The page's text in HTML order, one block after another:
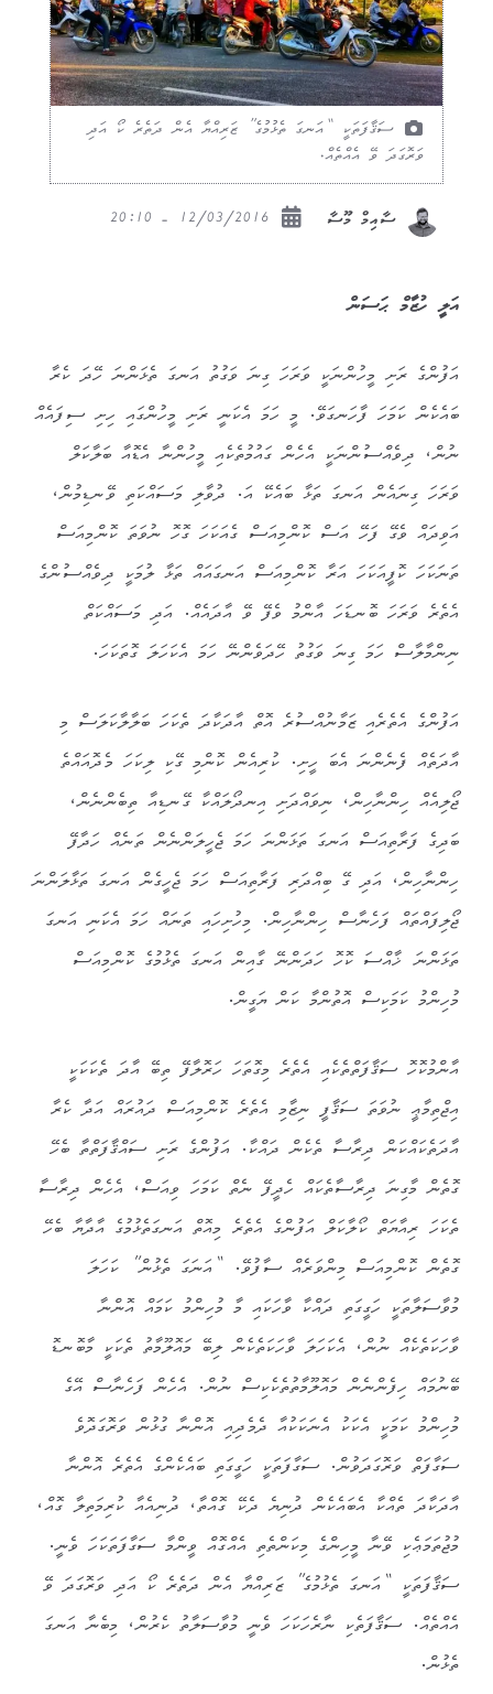
ސަޤާފަތަކީ “އަނގަ ތެޅުމުގެ” ޒަރިއްޔާ އެން ދަތެރެ ކޯ އަދި
ވަރޮގަދަ ވޭ އެއްތެއް.
ސާއިމް މޫސާ
އަލީ ހުޒާމް ޙަސަން
އަފުންގެ ރަށި މީހުންނަކީ ވަރަހަ ގިނަ ވަގުތު އަނގަ ތެޅަންނަ ހޭދަ ކެރާ
ބައެކެން ކަމަހަ ފާހަނގަވޭ. މީ ހަމަ އެކަނީ ރަށި މީހުންގައި ހިށި ސިފައެއް
ނުން، ދިވެއްސުންނަކީ އެހެން ގައުމުތެކެއި މީހުންނާ އެޑޮއާ ބަލާކަލް
ވަރަހަ ގިނައެން އަނގަ ތަޅާ ބައެކޭ އަ. ދުވާލި މަސައްކަތި ވޭނޑިމުން،
އަވިދައް ވެގޭ ފަހޭ އަސް ކޮންމިއަސް ގެއަކަހަ ގޮހޮ ނުވަތަ ކޮންމިއަސް
ތަނަކަހަ ކޮފީއަކަހަ އަރާ ކޮންމިއަސް އަނގައައް ތަޅާ ލުމަކީ ދިވެއްސުންގެ
އެތެރެ ވަރަހަ ބޮނޑަހަ އާންމު ވެފޭ ވޭ އާދައެއް. އަދި މަސައްކަތް
ނިންމާލާސް ހަމަ ގިނަ ވަގުތު ހޭދަވެންނޭ ހަމަ އެކަހަލަ ގޮތަކަހަ.
އަފުންގެ އެތެރެއި ޒަމާނުއްސުރެ އޮތް އާދަކާދަ ތެކަހަ ބަލާލާކަލަސް މި
އާދަތެއް ފެނެންނަ އެބަ ހީށި. ކުރިއެން ކޮންމި ގޭކި ލިކަހަ މެދޮއައްތެ
ޖޯލިއެއް ހިންނާހިން، ނިވައްދަށި އިނދޯލައްކާ ގޭނޑިއާ ތިބެންނެން،
ބަދިގެ ފަރާތިއަސް އަނގަ ތަޅަންނަ ހަމަ ޖެހީލަންނެން ތަނެއް ހަދާފޭ
ހިންނާހިން، އަދި ގޭ ބިއްދަރި ފަރާތިއަސް ހަމަ ޖެހީގެން އަނގަ ތަޅާލަންނަ
ޖޯލިފައްތައް ފަހެނާސް ހިންނާހިން. މިހުށިހައި ތަނައް ހަމަ އެކަނި އަނގަ
ތަޅަންނަ ޚާއްސަ ކޮހޮ ހަދަންނޭ ގާއިން އަނގަ ތެޅުމުގެ ކޮންމިއަސް
މުހިންމު ކަމަކިސް އޮތުންމާ ކަން ޔަގީން.
އާންމުކޮހޮ ސަޤާފަތްތެކެއި އެތެރެ މިގޮތަހަ ހަރޮލާފޭ ތިބޭ އާދަ ތެކަކަކީ
އިޖްތިމާޢީ ނުވަތަ ސަޤާފީ ނިޒާމި އެތެރެ ކޮންމިއަސް ދައުރައް އަދާ ކެރާ
އާދަތެކައްކަން ދިރާސާ ތެކެން ދައްކާ. އަފުންގެ ރަށި ސައްޤާފަތްތާ ބެހޭ
ގޮތެން މާގިނަ ދިރާސާތެކައް ހެދީފޭ ނެތް ކަމަހަ ވިއަސް، އެހެން ދިރާސާ
ތެކަހަ ރިއާޔަތް ކޯލާކަލް އަފުންގެ އެތެރެ މިއޮތް އަނގަތެޅުމުގެ އާދާޔާ ބެހޭ
ގޮތެން ކޮންމިއަސް މިންވަރެއް ސާފުވޭ. “އަނަގަ ތެޅުން” ކަހަލަ
މުވާސަލާތަކީ ހަގީގަތި ދައްކާ ވާހަކައި މާ މުހިންމު ކަމައް އޮންނާ
ވާހަކަތެކެއް ނުން، އެކަހަލަ ވާހަކަތެކެން ލިބޭ މައޮލޫމާތު ތެކަކީ މާބޮނޑޮ
ބޭނުމައް ހިފެންނެން މައޮލޫމާތުތެކެކިސް ނުން. އެހެން ފަހެނާސް އޭގެ
މުހިންމު ކަމަކީ އެކަކު އެނަކަކުއާ ދެމެދިއި އޮންނާ ގުޅުން ވަރޮގަދޮވެ
ސަގާފަތް ވަރޮގަދަވުން. ސަގާފަތަކީ ހަގީގަތި ބައެކެންގެ އެތެރެ އޮންނާ
އާދަކާދަ ތެއްކާ އެބައެކެން ދުނިޔެ ދެކޭ ގޮއްތާ، ދުނިއެއާ ކުރިމަތިލާ ގޮއް،
މުޖުތަމަޢެކި ވޭނާ މީހިންގެ މިކަންތެތި އެއްގޮއް ވީންމާ ސަގާފަތަކަހަ ވެނީ.
ސަޤާފަތަކީ “އަނގަ ތެޅުމުގެ” ޒަރިއްޔާ އެން ދަތެރެ ކޯ އަދި ވަރޮގަދަ ވޭ
އެއްތެއް. ސަޤާފަތެކި ނާރެހަކަހަ ވެނީ މުވާސަލާތު ކެރުން، މިބެނާ އަނގަ
ތެޅުން.